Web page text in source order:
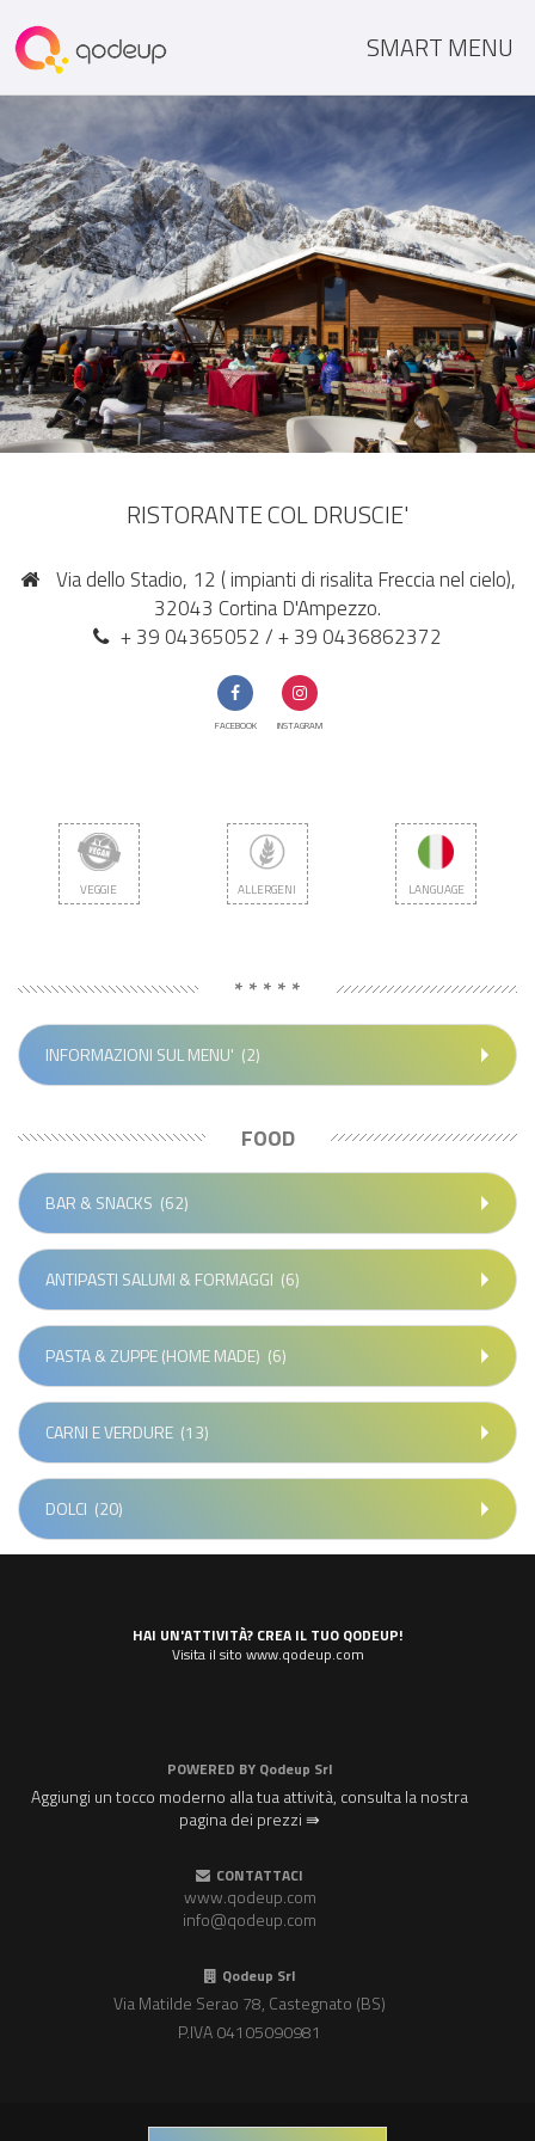
SMART MENU
RISTORANTE COL DRUSCIE'
Via dello Stadio, 12 ( impianti di risalita Freccia nel cielo),
32043 Cortina D'Ampezzo.
+ 39 04365052 / + 39 0436862372
FACEBOOK INSTAGRAM
VEGGIE ALLERGENI LANGUAGE
* * * * *
INFORMAZIONI SUL MENU' (2)
FOOD
BAR & SNACKS (62)
ANTIPASTI SALUMI & FORMAGGI (6)
PASTA & ZUPPE (HOME MADE) (6)
CARNI E VERDURE (13)
DOLCI (20)
HAI UN'ATTIVITÀ? CREA IL TUO QODEUP!
Visita il sito www.qodeup.com
POWERED BY Qodeup Srl
Aggiungi un tocco moderno alla tua attività, consulta la nostra
pagina dei prezzi ⇛
CONTATTACI
www.qodeup.com
info@qodeup.com
Qodeup Srl
Via Matilde Serao 78, Castegnato (BS)
P.IVA 04105090981